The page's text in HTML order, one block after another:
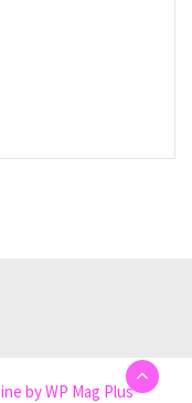
by WP Mag Plus